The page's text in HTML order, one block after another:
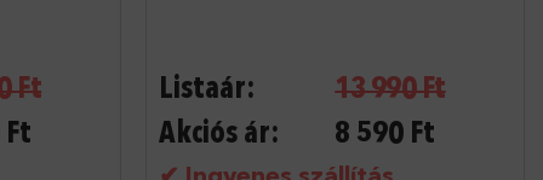
Ft
Ft
Listaár: 13 990Ft
Akciós ár:
8 590 Ft